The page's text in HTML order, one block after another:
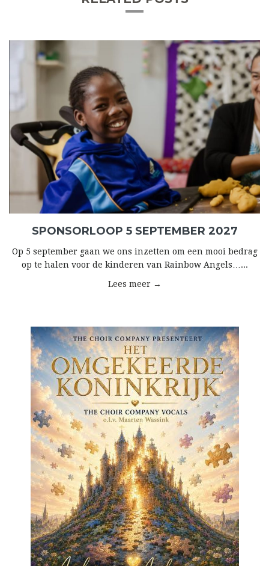
SPONSORLOOP 5 SEPTEMBER 2027
Op 5 september gaan we ons inzetten om een mooi bedrag
op te halen voor de kinderen van Rainbow Angels…...
Lees meer →